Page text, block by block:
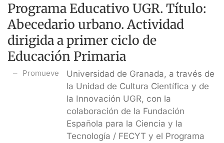
Programa Educativo UGR. Título:
Abecedario urbano. Actividad
dirigida a primer ciclo de
Educación Primaria
Promueve
Universidad de Granada, a través de
la Unidad de Cultura Científica y de
la Innovación UGR, con la
colaboración de la Fundación
Española para la Ciencia y la
Tecnología / FECYT y el Programa